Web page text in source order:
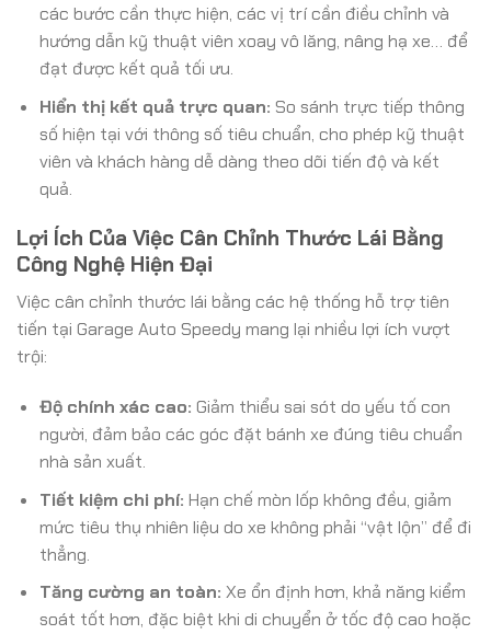
các bước cần thực hiện, các vị trí cần điều chỉnh và
hướng dẫn kỹ thuật viên xoay vô lăng, nâng hạ xe… để
đạt được kết quả tối ưu.
Hiển thị kết quả trực quan: So sánh trực tiếp thông
số hiện tại với thông số tiêu chuẩn, cho phép kỹ thuật
viên và khách hàng dễ dàng theo dõi tiến độ và kết
quả.
Lợi Ích Của Việc Cân Chỉnh Thước Lái Bằng
Công Nghệ Hiện Đại
Việc cân chỉnh thước lái bằng các hệ thống hỗ trợ tiên
tiến tại Garage Auto Speedy mang lại nhiều lợi ích vượt
trội:
Độ chính xác cao: Giảm thiểu sai sót do yếu tố con
người, đảm bảo các góc đặt bánh xe đúng tiêu chuẩn
nhà sản xuất.
Tiết kiệm chi phí: Hạn chế mòn lốp không đều, giảm
mức tiêu thụ nhiên liệu do xe không phải “vật lộn” để đi
thẳng.
Tăng cường an toàn: Xe ổn định hơn, khả năng kiểm
soát tốt hơn, đặc biệt khi di chuyển ở tốc độ cao hoặc